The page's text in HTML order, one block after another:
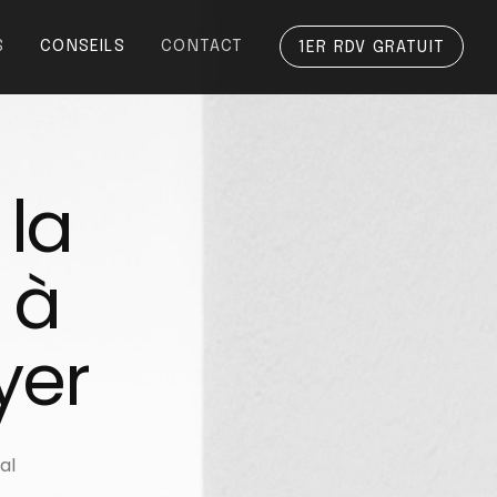
CONSEILS CONTACT 1ER RDV GRATUIT
la relance
la
à
er